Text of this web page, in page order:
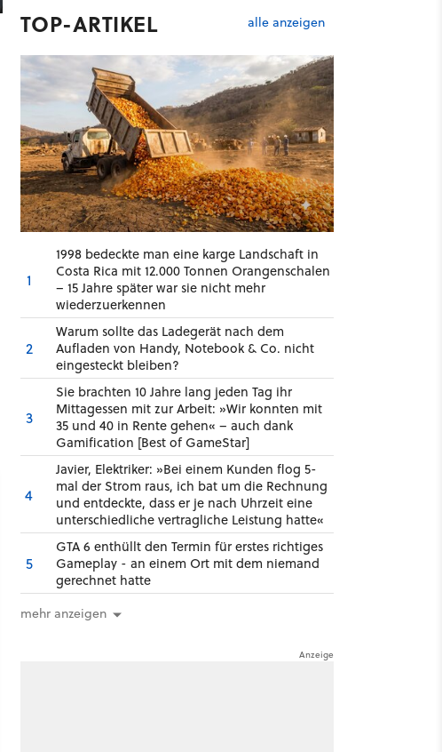
TOP-ARTIKEL alle anzeigen
1
1998 bedeckte man eine karge Landschaft in
Costa Rica mit 12.000 Tonnen Orangenschalen
– 15 Jahre später war sie nicht mehr
wiederzuerkennen
2
Warum sollte das Ladegerät nach dem
Aufladen von Handy, Notebook & Co. nicht
eingesteckt bleiben?
3
Sie brachten 10 Jahre lang jeden Tag ihr
Mittagessen mit zur Arbeit: »Wir konnten mit
35 und 40 in Rente gehen« – auch dank
Gamification [Best of GameStar]
4
Javier, Elektriker: »Bei einem Kunden flog 5-
mal der Strom raus, ich bat um die Rechnung
und entdeckte, dass er je nach Uhrzeit eine
unterschiedliche vertragliche Leistung hatte«
5
GTA 6 enthüllt den Termin für erstes richtiges
Gameplay - an einem Ort mit dem niemand
gerechnet hatte
mehr anzeigen